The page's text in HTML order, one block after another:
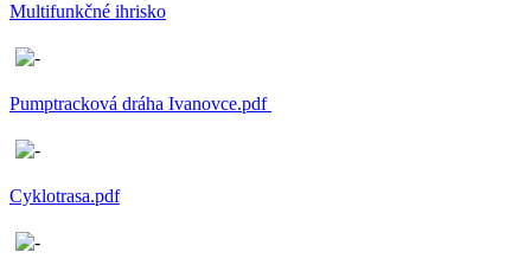
Multifunkčné ihrisko
Pumptracková dráha Ivanovce.pdf
Cyklotrasa.pdf